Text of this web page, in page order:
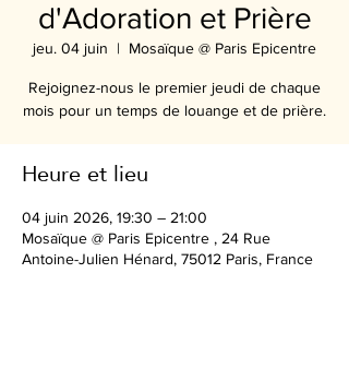
d'Adoration et Prière
jeu. 04 juin
  |
Mosaïque @ Paris Epicentre
Rejoignez-nous le premier jeudi de chaque
mois pour un temps de louange et de prière.
Heure et lieu
04 juin 2026, 19:30 – 21:00
Mosaïque @ Paris Epicentre , 24 Rue
Antoine-Julien Hénard, 75012 Paris, France